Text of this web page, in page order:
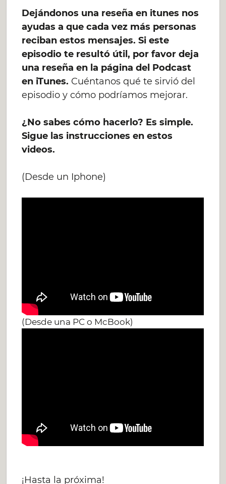
Dejándonos una reseña en itunes nos
ayudas a que cada vez más personas
reciban estos mensajes. Si este
episodio te resultó útil, por favor deja
una reseña en la página del Podcast
en iTunes. Cuéntanos qué te sirvió del
episodio y cómo podríamos mejorar.
¿No sabes cómo hacerlo? Es simple.
Sigue las instrucciones en estos
videos.
(Desde un Iphone)
(Desde una PC o McBook)
¡Hasta la próxima!